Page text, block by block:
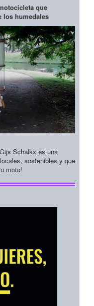
que
los humedales
Schalkx es una
sostenibles y que
moto!